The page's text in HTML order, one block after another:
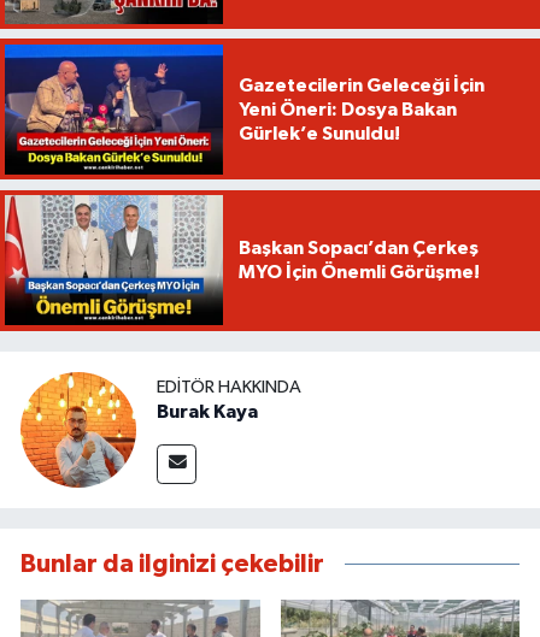
Gazetecilerin Geleceği İçin
Yeni Öneri: Dosya Bakan
Gürlek’e Sunuldu!
Başkan Sopacı’dan Çerkeş
MYO İçin Önemli Görüşme!
EDITÖR HAKKINDA
Burak Kaya
Bunlar da ilginizi çekebilir